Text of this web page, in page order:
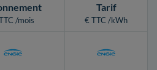
/mois
Tarif
€ TTC /kWh